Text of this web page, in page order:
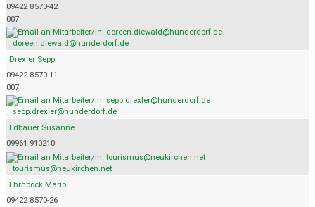
09422 8570-42
007
doreen.diewald@hunderdorf.de
Drexler Sepp
09422 8570-11
007
sepp.drexler@hunderdorf.de
Edbauer Susanne
09961 910210
tourismus@neukirchen.net
Ehrnböck Mario
09422 8570-26